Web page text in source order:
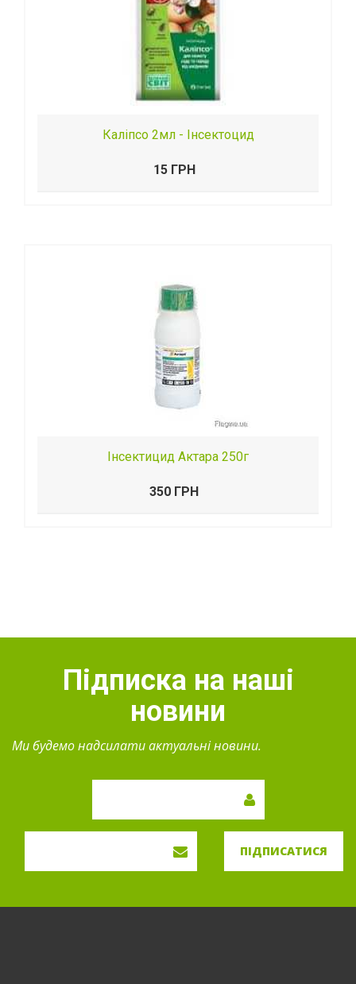
Каліпсо 2мл - Інсектоцид
15 ГРН
Інсектицид Актара 250г
350 ГРН
Підписка на наші
новини
Ми будемо надсилати актуальні новини.
ПІДПИСАТИСЯ